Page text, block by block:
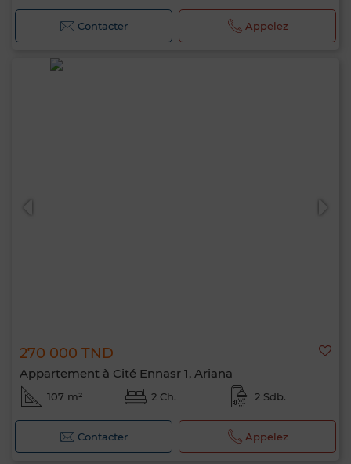
Contacter Appelez
270 000 TND
Appartement à Cité Ennasr 1, Ariana
107 m² 2 Ch. 2 Sdb.
Contacter Appelez